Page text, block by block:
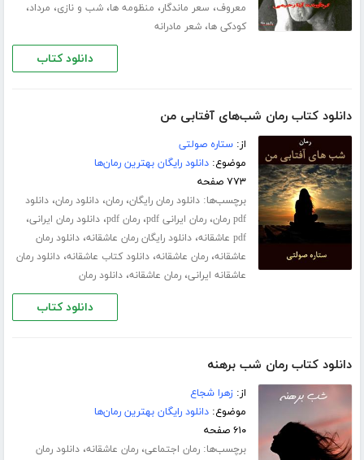
معروف، سعر ماندگار، منظومه ها،شب و نازی، مرداد،
کودکی ها،شعر مادرانه
دانلود کتاب
دانلود کتاب رمان شب‌های آفتابی من
از:ستاره صولتی
موضوع:دانلود رایگان بهترین رمان‌ها
۷۷۳ صفحه
برچسب‌ها:دانلود رمان رایگان،رمان،دانلود رمان،دانلود
pdf رمان
،رمان ایرانی pdf ،رمان pdf ،دانلود رمان ایرانی،
pdf عاشقانه ،دانلود رایگان رمان عاشقانه،دانلود رمان
عاشقانه،رمان عاشقانه،دانلود کتاب عاشقانه،دانلود رمان
عاشقانه ایرانی،رمان عاشقانه،دانلود رمان
دانلود کتاب
دانلود کتاب رمان شب برهنه
از:زهرا شجاع
موضوع:دانلود رایگان بهترین رمان‌ها
۶۱۰ صفحه
برچسب‌ها:رمان اجتماعی،رمان عاشقانه،دانلود رمان